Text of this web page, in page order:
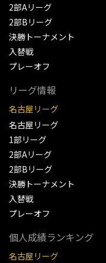
2部Aリーグ
2部Bリーグ
決勝トーナメント
入替戦
プレーオフ
リーグ情報
名古屋リーグ
名古屋リーグ
1部リーグ
2部Aリーグ
2部Bリーグ
決勝トーナメント
入替戦
プレーオフ
個人成績ランキング
名古屋リーグ